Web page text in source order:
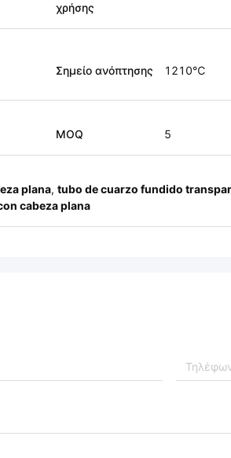
χρήσης
Σημείο ανόπτησης 1210℃
MOQ 5
plana, tubo de cuarzo fundido
cabeza plana